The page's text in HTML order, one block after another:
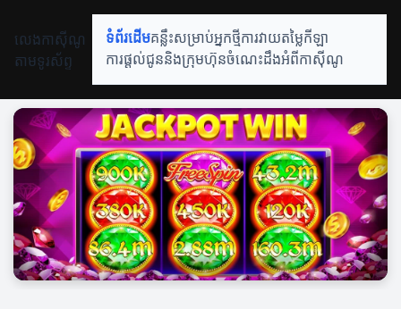
លេងកាស៊ីណូ
តាមទូរស័ព្ទ
ទំព័រដើមគន្លឹះសម្រាប់អ្នកថ្មីការវាយតម្លៃកីឡា
ការផ្តល់ជូននិងក្រុមហ៊ុនចំណេះដឹងអំពីកាស៊ីណូ